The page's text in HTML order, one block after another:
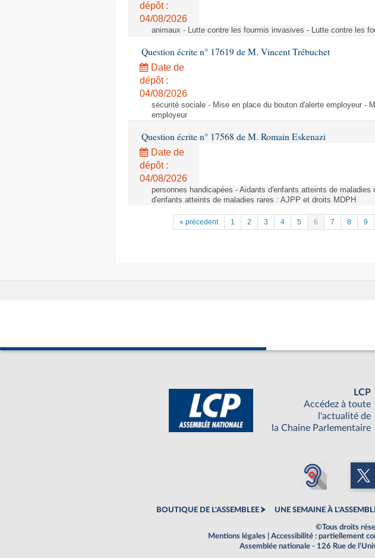
dépôt :
04/08/2026
animaux - Lutte contre les fourmis invasives - Lutte contre les
Question écrite n° 17619 de M. Vincent Trébuchet
Date de
dépôt :
04/08/2026
sécurité sociale - Mise en place du bouton d'alerte employeur -
employeur
Question écrite n° 17568 de M. Romain Eskenazi
Date de
dépôt :
04/08/2026
personnes handicapées - Aidants d'enfants atteints de
d'enfants atteints de maladies rares : AJPP et droits MDPH
« précedent 1 2 3 4 5 6 7 8 9
LCP
Accédez à toute
l'actualité de
la Chaine Parlementaire
BOUTIQUE DE L'ASSEMBLEE UNE SEMAINE À
©Tous droits
Mentions légales
Accessibilité : partiellement
Assemblée nationale - 126 Rue de